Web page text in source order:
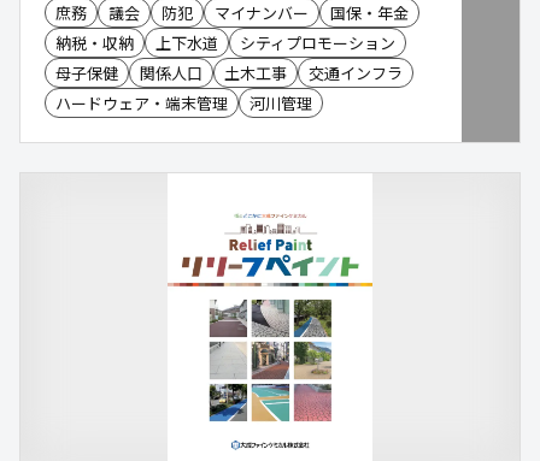
庶務
議会 防犯 マイナンバー
国保・年金
納税・収納
上下水道
シティプロモーション
母子保健
関係人口 土木工事
交通インフラ
ハードウェア・端末管理
河川管理